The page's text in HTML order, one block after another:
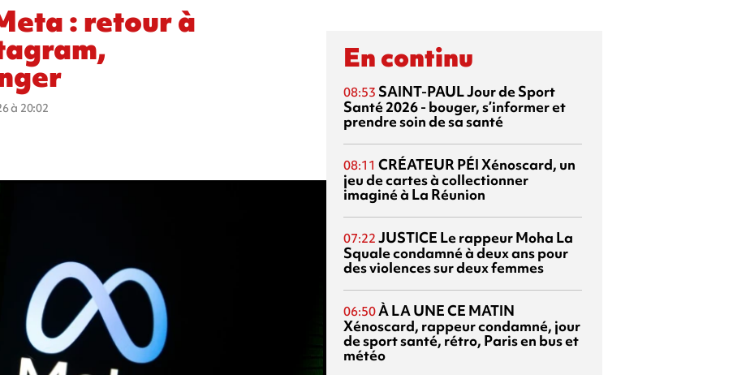
: retour à
à 20:02
En continu
08:53 SAINT-PAULJour de Sport
Santé 2026 - bouger, s’informer et
prendre soin de sa santé
08:11 CRÉATEUR PÉIXénoscard, un
jeu de cartes à collectionner
imaginé à La Réunion
07:22 JUSTICE Le rappeur Moha La
Squale condamné à deux ans pour
des violences sur deux femmes
06:50À LA UNE CE MATIN
Xénoscard, rappeur condamné, jour
de sport santé, rétro, Paris en bus et
météo